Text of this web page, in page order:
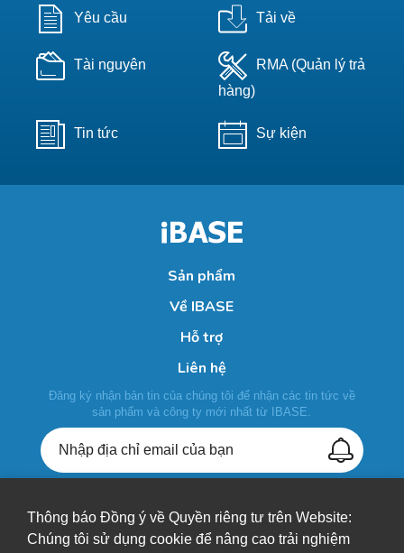
Yêu cầu Tải về
Tài nguyên
RMA (Quản lý trả
hàng)
Tin tức Sự kiện
Sản phẩm
Về IBASE
Hỗ trợ
Liên hệ
Đăng ký nhận bản tin của chúng tôi để nhận các tin tức về
sản phẩm và công ty mới nhất từ IBASE.
+886-2-26557588
Thông báo Đồng ý về Quyền riêng tư trên Website:
Chúng tôi sử dụng cookie để nâng cao trải nghiệm